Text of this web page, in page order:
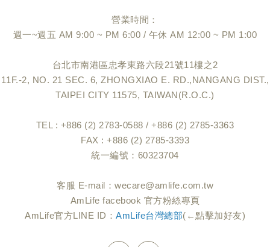
營業時間：
週一~週五 AM 9:00 ~ PM 6:00 / 午休 AM 12:00 ~ PM 1:00
台北市南港區忠孝東路六段21號11樓之2
11F.-2, NO. 21 SEC. 6, ZHONGXIAO E. RD.,NANGANG DIST.,
TAIPEI CITY 11575, TAIWAN(R.O.C.)
TEL : +886 (2) 2783-0588 / +886 (2) 2785-3363
FAX : +886 (2) 2785-3393
統一編號：60323704
客服 E-mail： wecare@amlife.com.tw
AmLife facebook 官方粉絲專頁
AmLife官方LINE ID： AmLife台灣總部(←點擊加好友)